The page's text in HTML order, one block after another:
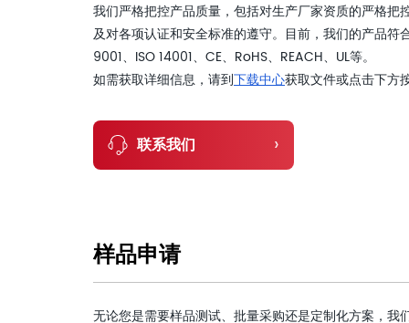
我们严格把控产品质量，包括对生产厂家资质的严格把
及对各项认证和安全标准的遵守。目前，我们的产品符
9001、ISO 14001、CE、RoHS、REACH、UL等。
如需获取详细信息，请到下载中心获取文件或点击下方
联系我们 ›
样品申请
无论您是需要样品测试、批量采购还是定制化方案，我